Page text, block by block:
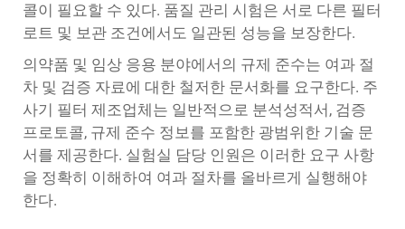
콜이 필요할 수 있다. 품질 관리 시험은 서로 다른 필터
로트 및 보관 조건에서도 일관된 성능을 보장한다.
의약품 및 임상 응용 분야에서의 규제 준수는 여과 절
차 및 검증 자료에 대한 철저한 문서화를 요구한다. 주
사기 필터 제조업체는 일반적으로 분석성적서, 검증
프로토콜, 규제 준수 정보를 포함한 광범위한 기술 문
서를 제공한다. 실험실 담당 인원은 이러한 요구 사항
을 정확히 이해하여 여과 절차를 올바르게 실행해야
한다.